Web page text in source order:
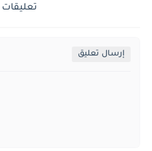
تعليقات
إرسال تعليق